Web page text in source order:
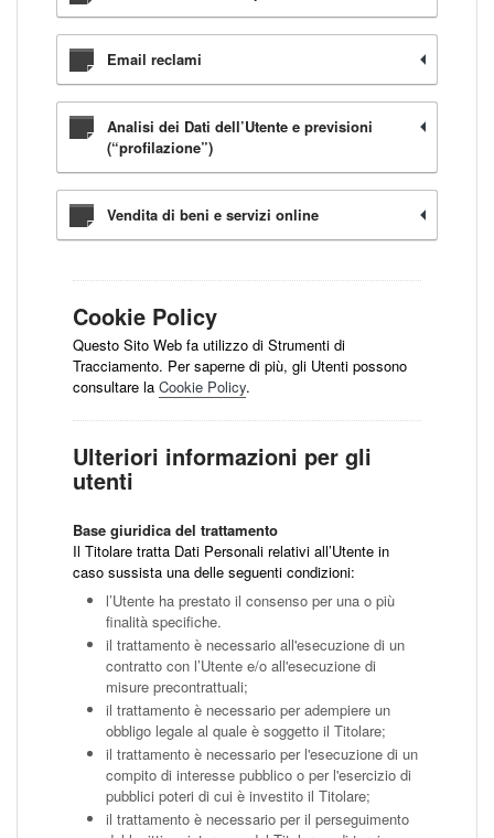
Email reclami
Analisi dei Dati dell’Utente e previsioni
(“profilazione”)
Vendita di beni e servizi online
Cookie Policy
Questo Sito Web fa utilizzo di Strumenti di
Tracciamento. Per saperne di più, gli Utenti possono
consultare la Cookie Policy.
Ulteriori informazioni per gli
utenti
Base giuridica del trattamento
Il Titolare tratta Dati Personali relativi all’Utente in
caso sussista una delle seguenti condizioni:
l’Utente ha prestato il consenso per una o più
finalità specifiche.
il trattamento è necessario all'esecuzione di un
contratto con l’Utente e/o all'esecuzione di
misure precontrattuali;
il trattamento è necessario per adempiere un
obbligo legale al quale è soggetto il Titolare;
il trattamento è necessario per l'esecuzione di un
compito di interesse pubblico o per l'esercizio di
pubblici poteri di cui è investito il Titolare;
il trattamento è necessario per il perseguimento